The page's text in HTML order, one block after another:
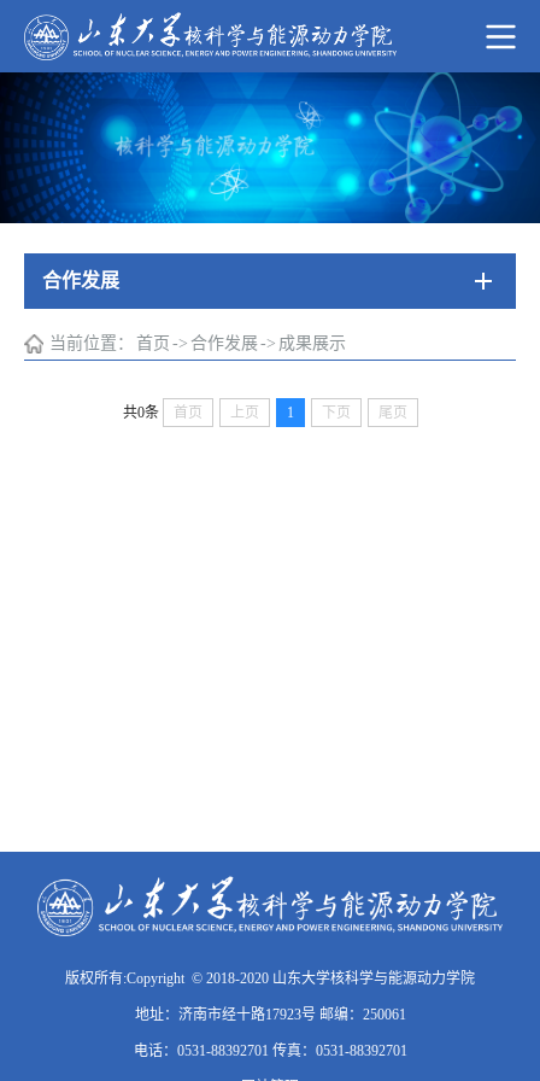
合作发展
当前位置： 首页 -> 合作发展-> 成果展示
共0条 首页 上页 1 下页 尾页
版权所有:Copyright © 2018-2020 山东大学核科学与能源动力学院
地址：济南市经十路17923号 邮编：250061
电话：0531-88392701 传真：0531-88392701